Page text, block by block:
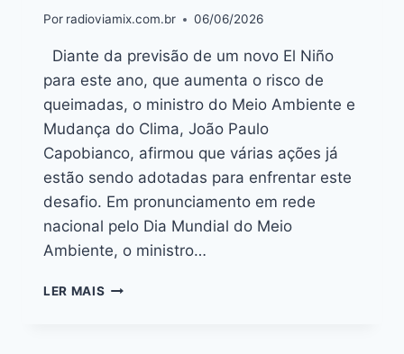
Por radioviamix.com.br 06/06/2026
Diante da previsão de um novo El Niño
para este ano, que aumenta o risco de
queimadas, o ministro do Meio Ambiente e
Mudança do Clima, João Paulo
Capobianco, afirmou que várias ações já
estão sendo adotadas para enfrentar este
desafio. Em pronunciamento em rede
nacional pelo Dia Mundial do Meio
Ambiente, o ministro…
LER MAIS